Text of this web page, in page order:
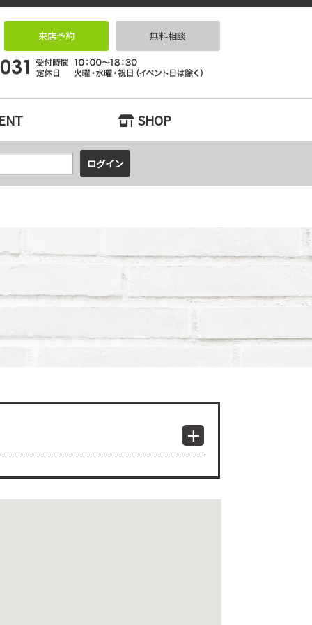
ベーションなら｜リノベっ家（リノベッチ）KOBE
来店予約 無料相談
SHOP